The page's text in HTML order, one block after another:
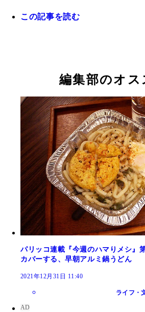
この記事を読む
編集部のオス
パリッコ連載『今週のハマりメシ』
カバーする、早朝アルミ鍋うどん
2021年12月31日 11:40
ライフ・